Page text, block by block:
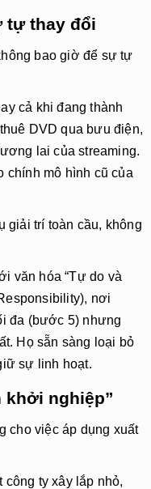
tự thay đổi
bao giờ để sự tự
cả khi đang thành
DVD qua bưu điện,
lai của streaming.
chính mô hình cũ của
giải trí toàn cầu, không
văn hóa “Tự do và
nơi
đa (bước 5) nhưng
Họ sẵn sàng loại bỏ
sự linh hoạt.
khởi nghiệp”
cho việc áp dụng xuất
công ty xây lắp nhỏ,